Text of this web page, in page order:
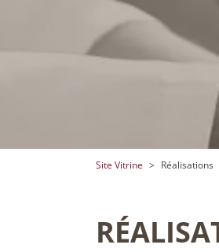
You are here:
Site Vitrine Réalisations